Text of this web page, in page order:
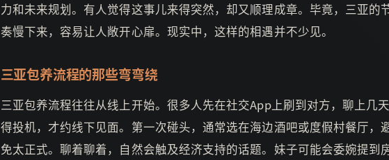
力和未来规划。有人觉得这事儿来得突然，却又顺理成章。毕竟，三亚的
奏慢下来，容易让人敞开心扉。现实中，这样的相遇并不少见。
三亚包养流程的那些弯弯绕
三亚包养流程往往从线上开始。很多人先在社交App上刷到对方，聊上几
得投机，才约线下见面。第一次碰头，通常选在海边酒吧或度假村餐厅，
免太正式。聊着聊着，自然会触及经济支持的话题。妹子可能会委婉提到